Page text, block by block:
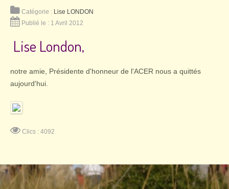
Catégorie : Lise LONDON
Publié le : 1 Avril 2012
Lise London,
notre amie, Présidente d'honneur de l'ACER nous a quittés
aujourd'hui.
Clics : 4092